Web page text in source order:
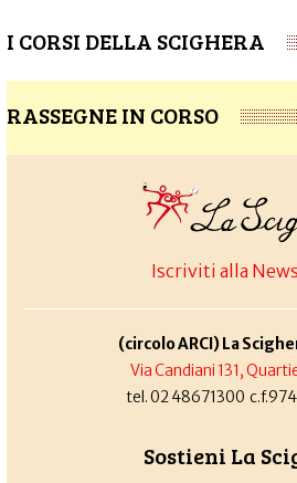
I CORSI DELLA SCIGHERA
RASSEGNE IN CORSO
Iscriviti alla
(circolo ARCI) La
Via Candiani 131,
tel. 02 48671300
Sostieni La